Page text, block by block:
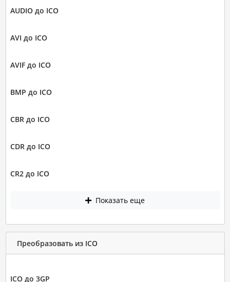
AUDIO до ICO
AVI до ICO
AVIF до ICO
BMP до ICO
CBR до ICO
CDR до ICO
CR2 до ICO
Показать еще
Преобразовать из ICO
ICO до 3GP